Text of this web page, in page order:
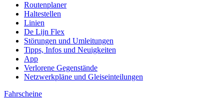
Routenplaner
Haltestellen
Linien
De Lijn Flex
Störungen und Umleitungen
Tipps, Infos und Neuigkeiten
App
Verlorene Gegenstände
Netzwerkpläne und Gleiseinteilungen
Fahrscheine